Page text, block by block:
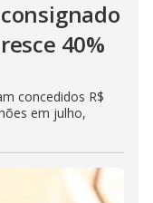
40%
concedidos R$
em julho,